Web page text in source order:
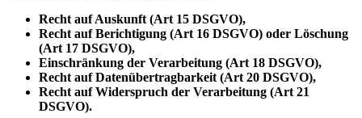
Recht auf Auskunft (Art 15 DSGVO),
Recht auf Berichtigung (Art 16 DSGVO) oder Löschung
(Art 17 DSGVO),
Einschränkung der Verarbeitung (Art 18 DSGVO),
Recht auf Datenübertragbarkeit (Art 20 DSGVO),
Recht auf Widerspruch der Verarbeitung (Art 21
DSGVO).